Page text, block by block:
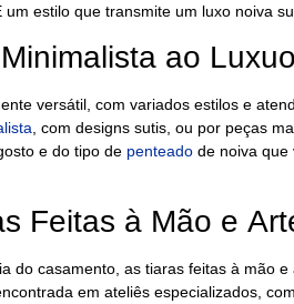
um estilo que transmite um luxo noiva
ao
versátil, com variados estilos e
, com designs sutis, ou por peças
e do tipo de penteado de noiva que
Feitas à Mão e
do casamento, as tiaras feitas à mão
em ateliês especializados,